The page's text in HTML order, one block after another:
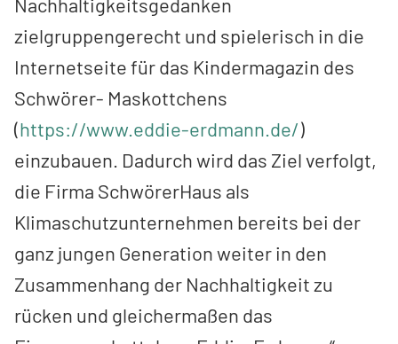
zielgruppengerecht und spielerisch in die
Internetseite für das Kindermagazin des
Schwörer- Maskottchens
(https://www.eddie-erdmann.de/)
einzubauen. Dadurch wird das Ziel verfolgt,
die Firma SchwörerHaus als
Klimaschutzunternehmen bereits bei der
ganz jungen Generation weiter in den
Zusammenhang der Nachhaltigkeit zu
rücken und gleichermaßen das